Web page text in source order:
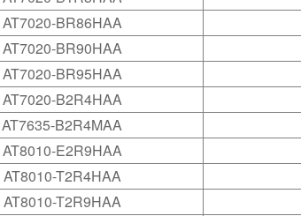
AT7020-BR86HAA
AT7020-BR90HAA
AT7020-BR95HAA
AT7020-B2R4HAA
AT7635-B2R4MAA
AT8010-E2R9HAA
AT8010-T2R4HAA
AT8010-T2R9HAA